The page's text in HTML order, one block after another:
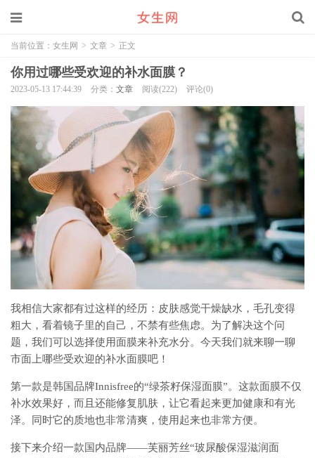
当前位置： 女生网 > 文章 > 正文
你用过哪些受欢迎的补水面膜？
2023-05-13 17:44:39 分类： 文章 阅读(222) 评论(0)
我相信大家都有过这样的经历：皮肤感觉干燥缺水，毛孔变得
粗大，看着镜子里的自己，不禁有些焦虑。为了解决这个问
题，我们可以选择使用面膜来补充水分。今天我们就来聊一聊
市面上哪些受欢迎的补水面膜吧！
第一款是韩国品牌Innisfree的“绿茶籽保湿面膜”。这款面膜不仅
补水效果好，而且还能修复肌肤，让它看起来更加健康和有光
泽。同时它的质地也非常清爽，使用起来也非常方便。
接下来介绍一款国内品牌——芙丽芳丝“玻尿酸保湿滋润面